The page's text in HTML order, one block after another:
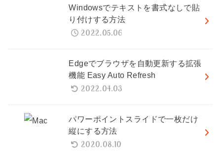
Windowsでテキストを書式なしで貼
り付けする方法
2022.05.06
Edgeでブラウザを自動更新する拡張
機能 Easy Auto Refresh
2022.04.03
パワーポイントスライドで一枚だけ
縦にする方法
2020.08.10